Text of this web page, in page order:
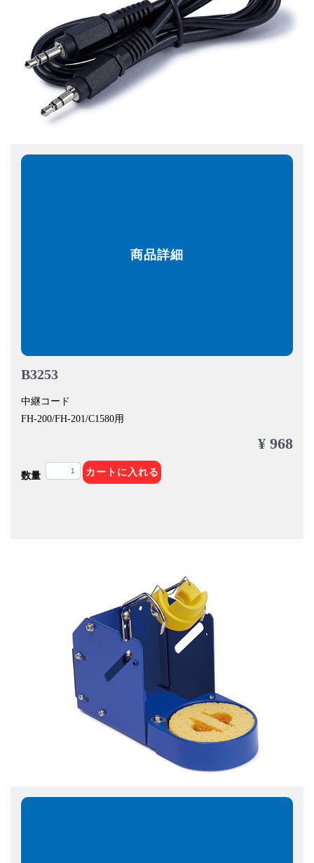
商品詳細
B3253
中継コード
FH-200/FH-201/C1580用
¥ 968
数量 カートに入れる